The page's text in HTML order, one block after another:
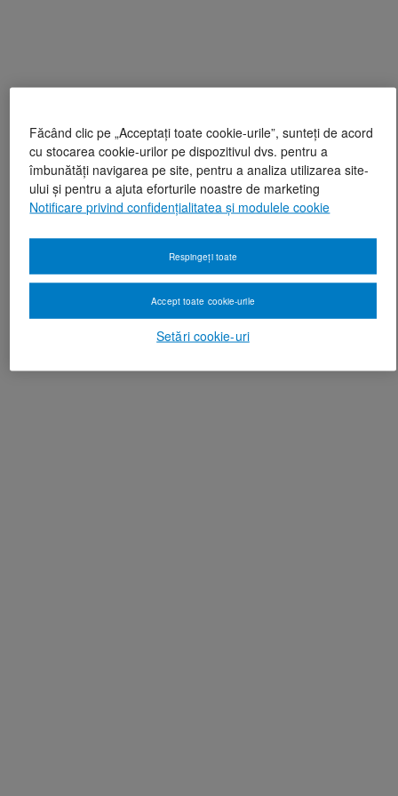
Făcând clic pe „Acceptați toate cookie-urile”, sunteți de acord
cu stocarea cookie-urilor pe dispozitivul dvs. pentru a
îmbunătăți navigarea pe site, pentru a analiza utilizarea site-
ului și pentru a ajuta eforturile noastre de marketing
Notificare privind confidențialitatea și modulele cookie
Setări cookie-uri
Respingeți toate
Accept toate cookie-urile